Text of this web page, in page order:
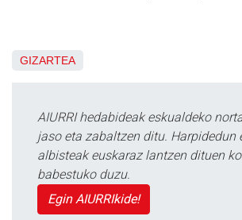
GIZARTEA
AIURRI hedabideak eskualdeko
jaso eta zabaltzen ditu. Harpidedun
albisteak euskaraz lantzen dituen
babestuko duzu.
Egin AIURRIkide!